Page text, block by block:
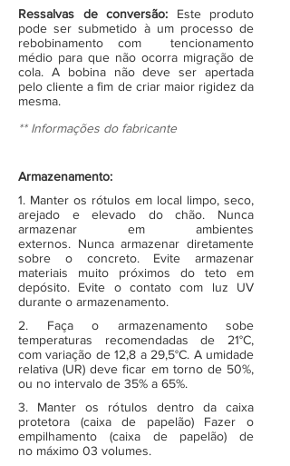
Ressalvas de conversão: Este produto
pode ser submetido à um processo de
rebobinamento com tencionamento
médio para que não ocorra migração de
cola. A bobina não deve ser apertada
pelo cliente a fim de criar maior rigidez da
mesma.
** Informações do fabricante
Armazenamento:
1. Manter os rótulos em local limpo, seco,
arejado e elevado do chão. Nunca
armazenar em ambientes
externos. Nunca armazenar diretamente
sobre o concreto. Evite armazenar
materiais muito próximos do teto em
depósito. Evite o contato com luz UV
durante o armazenamento.
2. Faça o armazenamento sobe
temperaturas recomendadas de 21°C,
com variação de 12,8 a 29,5°C. A umidade
relativa (UR) deve ficar em torno de 50%,
ou no intervalo de 35% a 65%.
3. Manter os rótulos dentro da caixa
protetora (caixa de papelão) Fazer o
empilhamento (caixa de papelão) de
no máximo 03 volumes.